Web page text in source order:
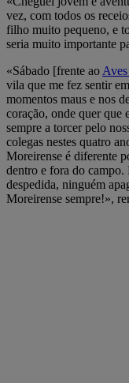
vez, com todos os
filho muito pequeno, e
seria muito importante
«Sábado [frente ao
vila que me fez sentir
momentos maus e nos
coração, onde quer que
sempre a torcer pelo
colegas nestes quatro
Moreirense é diferente
dentro e fora do campo.
despedida, ninguém
Moreirense sempre!»,